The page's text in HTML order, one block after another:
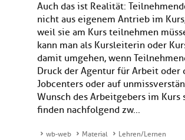
Auch das ist Realität:
nicht aus eigenem Antrieb im
weil sie am Kurs teilnehmen
kann man als Kursleiterin oder
damit umgehen, wenn
Druck der Agentur für Arbeit oder
Jobcenters oder auf
Wunsch des Arbeitgebers im Kurs
finden nachfolgend zw...
wb-web Material
Lehren/Lernen